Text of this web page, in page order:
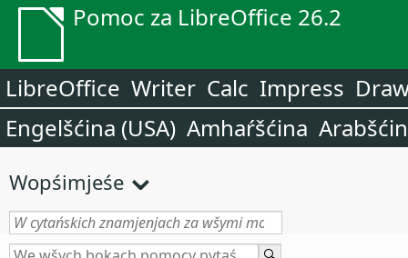
Pomoc za LibreOffice 26.2
LibreOffice Writer Calc Impress
Engelšćina (USA) Amhaŕšćina
Wopśimjeśe